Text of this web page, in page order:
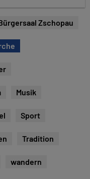
Zschopau
Musik
Sport
Tradition
wandern